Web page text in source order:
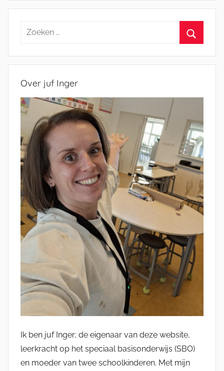
Zoeken
Over juf Inger
Ik ben juf Inger; de eigenaar van deze website,
leerkracht op het speciaal basisonderwijs (SBO)
en moeder van twee schoolkinderen. Met mijn